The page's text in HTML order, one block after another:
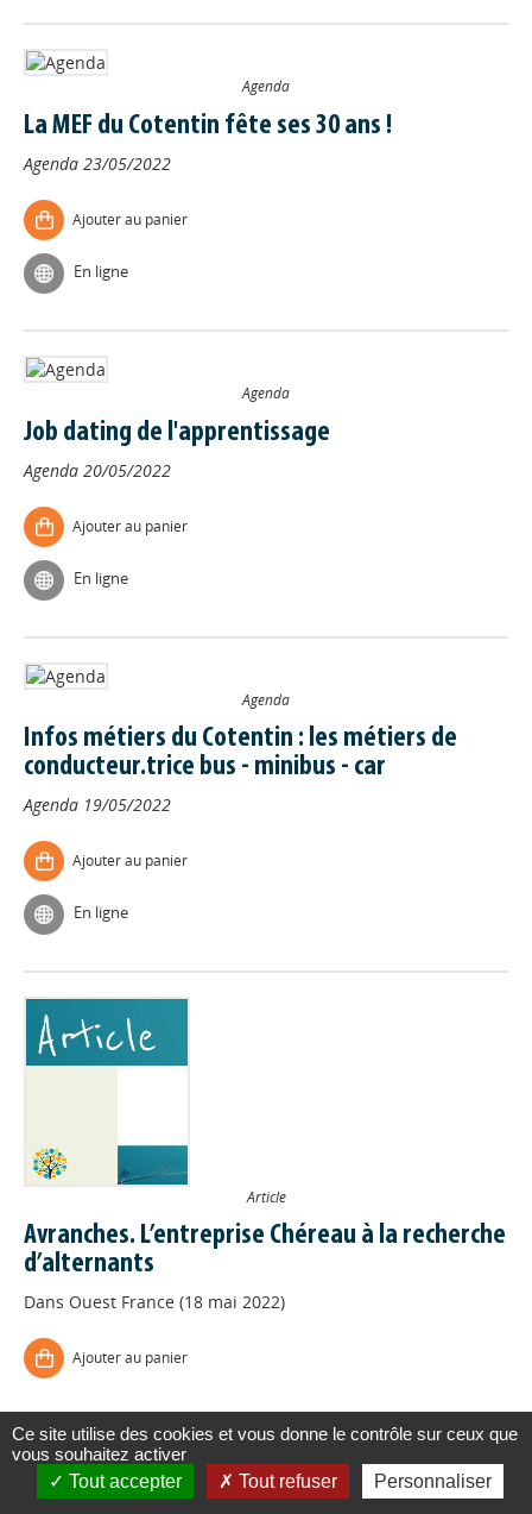
Agenda
La MEF du Cotentin fête ses 30 ans !
Agenda 23/05/2022
Ajouter au panier
En ligne
Agenda
Job dating de l'apprentissage
Agenda 20/05/2022
Ajouter au panier
En ligne
Agenda
Infos métiers du Cotentin : les métiers de
conducteur.trice bus - minibus - car
Agenda 19/05/2022
Ajouter au panier
En ligne
Article
Avranches. L’entreprise Chéreau à la recherche
d’alternants
Dans Ouest France (18 mai 2022)
Ajouter au panier
Ce site utilise des cookies et vous donne le contrôle sur ceux que
vous souhaitez activer
Tout accepter
Tout refuser Personnaliser